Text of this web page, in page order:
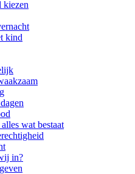
kiezen
kind
wat bestaat
in?